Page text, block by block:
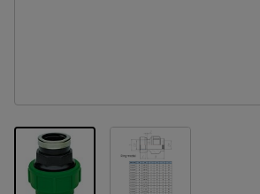
View larger imageView larger image